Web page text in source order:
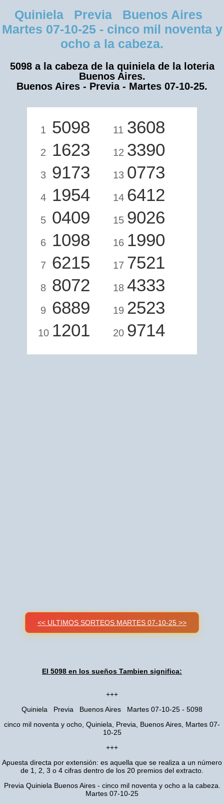
Quiniela Previa Buenos Aires
Martes 07-10-25 - cinco mil noventa y
ocho a la cabeza.
5098 a la cabeza de la quiniela de la loteria
Buenos Aires.
Buenos Aires - Previa - Martes 07-10-25.
1 5098
2 1623
3 9173
4 1954
5 0409
6 1098
7 6215
8 8072
9 6889
10 1201
11 3608
12 3390
13 0773
14 6412
15 9026
16 1990
17 7521
18 4333
19 2523
20 9714
<< ULTIMOS SORTEOS MARTES 07-10-25 >>
El 5098 en los sueños Tambien significa:
+++
Quiniela Previa Buenos Aires Martes 07-10-25 - 5098
cinco mil noventa y ocho, Quiniela, Previa, Buenos Aires, Martes 07-
10-25
+++
Apuesta directa por extensión: es aquella que se realiza a un número
de 1, 2, 3 o 4 cifras dentro de los 20 premios del extracto.
Previa Quiniela Buenos Aires - cinco mil noventa y ocho a la cabeza.
Martes 07-10-25